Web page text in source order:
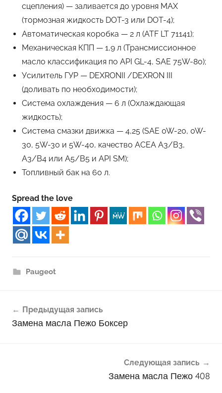
сцепления) — заливается до уровня MAX
(тормозная жидкость DOT-3 или DOT-4);
Автоматическая коробка — 2 л (ATF LT 71141);
Механическая КПП — 1,9 л (Трансмиссионное
масло классификация по API GL-4, SAE 75W-80);
Усилитель ГУР — DEXRONII /DEXRON III
(доливать по необходимости);
Система охлаждения — 6 л (Охлаждающая
жидкость);
Система смазки движка — 4,25 (SAE 0W-20, 0W-
30, 5W-30 и 5W-40, качество ACEA A3/B3,
A3/B4 или A5/B5 и API SM);
Топливный бак на 60 л.
Spread the love
Paugeot
по
Предыдущая запись
Замена масла Пежо Боксер
Следующая запись
Замена масла Пежо 408